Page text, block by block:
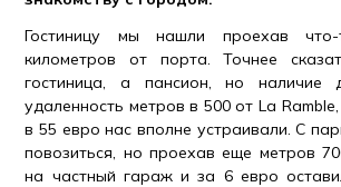
Гостиницу мы нашли проехав
километров от порта. Точнее
гостиница, а пансион, но
удаленность метров в 500 от La
в 55 евро нас вполне устраивали. С
повозиться, но проехав еще метров
на частный гараж и за 6 евро